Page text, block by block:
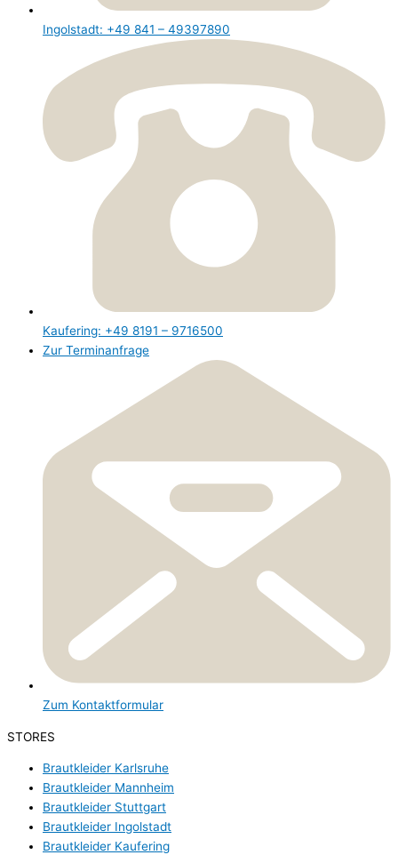
Ingolstadt: +49 841 – 49397890
Kaufering: +49 8191 – 9716500
Zur Terminanfrage
Zum Kontaktformular
STORES
Brautkleider Karlsruhe
Brautkleider Mannheim
Brautkleider Stuttgart
Brautkleider Ingolstadt
Brautkleider Kaufering